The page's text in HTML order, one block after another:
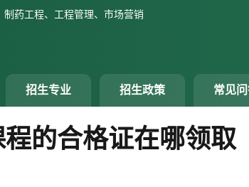
药工程、工程管理、市场营销
招生专业 招生政策 常见
的合格证在哪领取